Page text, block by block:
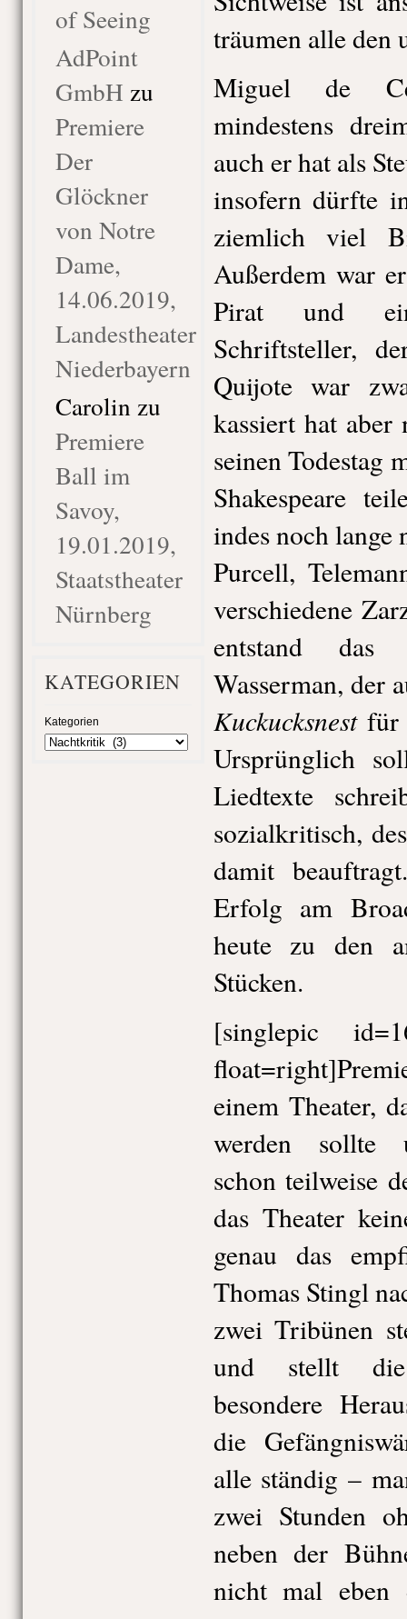
of Seeing
AdPoint
GmbH zu
Premiere
Der
Glöckner
von Notre
Dame,
14.06.2019,
Landestheater
Niederbayern
Carolin zu
Premiere
Ball im
Savoy,
19.01.2019,
Staatstheater
Nürnberg
KATEGORIEN
Kategorien
träumen alle den
Miguel de
mindestens
auch er hat als
insofern dürfte
ziemlich viel
Außerdem war
Pirat und
Schriftsteller,
Quijote war
kassiert hat aber
seinen Todestag
Shakespeare
indes noch lange
Purcell,
verschiedene
entstand
Wasserman, der
Kuckucksnest für
Ursprünglich
Liedtexte
sozialkritisch,
damit
Erfolg am
heute zu den
Stücken.
[singlepic
einem Theater,
werden sollte
schon teilweise
das Theater
genau das
Thomas Stingl
zwei Tribünen
und stellt
besondere
die
alle ständig –
zwei Stunden
neben der
nicht mal eben